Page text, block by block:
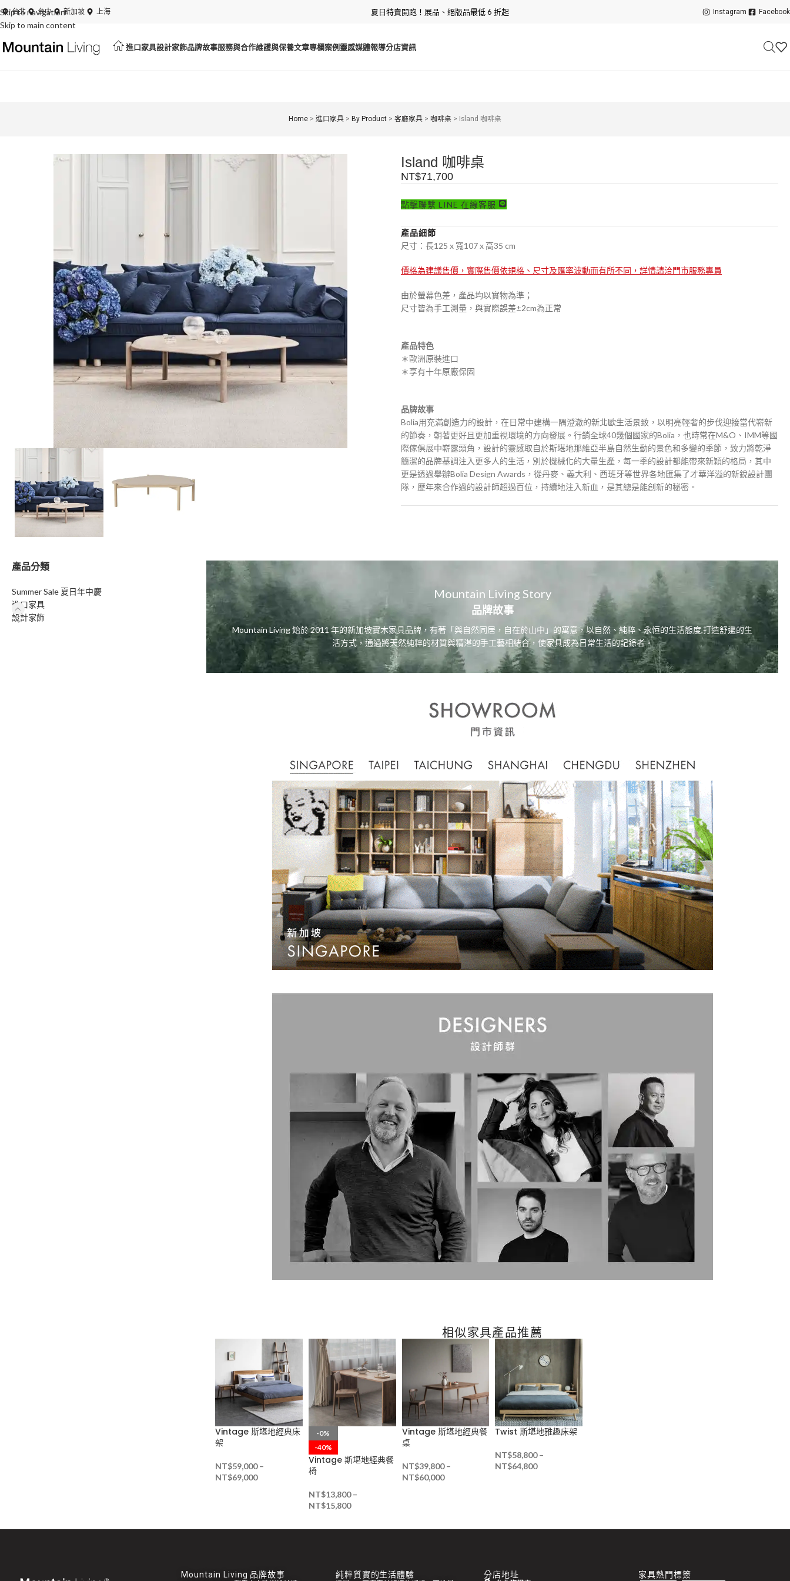
Skip to navigation
Skip to main content
台北 台中 新加坡 上海
夏日特賣開跑！展品、絕版品最低 6 折起 夏日特賣開跑！展品、絕版品最低 6 折起 Instagram Facebook
進口家具設計家飾品牌故事服務與合作維護與保養文章專欄案例靈感媒體報導分店資訊
Home> 進口家具> By Product> 客廳家具> 咖啡桌> Island 咖啡桌
Island 咖啡桌
NT$71,700
點擊聯繫 LINE 在線客服
產品細節
尺寸：長125 x 寬107 x 高35 cm
價格為建議售價，實際售價依規格、尺寸及匯率波動而有所不同，詳情請洽門市服務專員
由於螢幕色差，產品均以實物為準；
尺寸皆為手工測量，與實際誤差±2cm為正常
產品特色
＊歐洲原裝進口
＊享有十年原廠保固
品牌故事
Bolia用充滿創造力的設計，在日常中建構一隅澄澈的新北歐生活景致，以明亮輕奢的步伐迎接當代嶄新
的節奏，朝著更好且更加重視環境的方向發展。行銷全球40幾個國家的Bolia，也時常在M&O、IMM等國
際傢俱展中嶄露頭角，設計的靈感取自於斯堪地那維亞半島自然生動的景色和多變的季節，致力將乾淨
簡潔的品牌基調注入更多人的生活，別於機械化的大量生產，每一季的設計都能帶來新穎的格局，其中
更是透過舉辦Bolia Design Awards，從丹麥、義大利、西班牙等世界各地匯集了才華洋溢的新銳設計團
隊，歷年來合作過的設計師超過百位，持續地注入新血，是其總是能創新的秘密。
產品分類
Summer Sale 夏日年中慶
進口家具
設計家飾
Mountain Living Story
品牌故事
Mountain Living 始於 2011 年的新加坡實木家具品牌，有著「與自然同居，自在於山中」的寓意，以自然、純粹、永恒的生活態度,打造舒遍的生
活方式，通過將天然純粹的材質與精湛的手工藝相結合，使家具成為日常生活的記錄者。
相似家具產品推薦
Vintage 斯堪地經典床
架
NT$59,000 –
NT$69,000
-0%
-40%
Vintage 斯堪地經典餐
椅
NT$13,800 –
NT$15,800
Vintage 斯堪地經典餐
桌
NT$39,800 –
NT$60,000
Twist 斯堪地雅趣床架
NT$58,800 –
NT$64,800
Mountain Living 品牌故事 純粹質實的生活體驗 分店地址 家具熱門標簽